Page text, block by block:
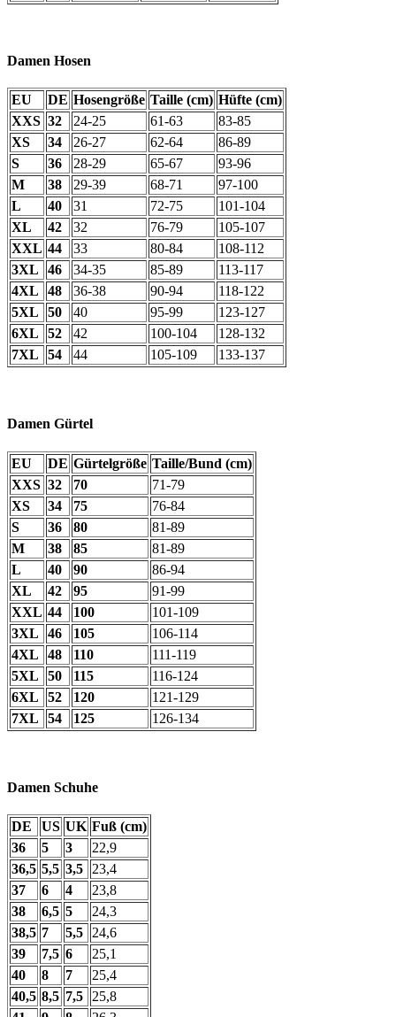
Damen Hosen
EU DE Hosengröße Taille (cm) Hüfte (cm)
XXS 32 24-25 61-63
83-85
XS
34 26-27 62-64
86-89
S
36 28-29 65-67
93-96
M
38 29-39 68-71
97-100
L
40 31 72-75
101-104
XL
42 32 76-79
105-107
XXL 44 33 80-84
108-112
3XL
46 34-35 85-89
113-117
4XL
48 36-38 90-94
118-122
5XL
50 40 95-99
123-127
6XL
52 42 100-104
128-132
7XL
54 44 105-109 133-137
Damen Gürtel
EU DE Gürtelgröße Taille/Bund (cm)
XXS 32 70
71-79
XS
34 75
76-84
S
36 80
81-89
M
38 85
81-89
L
40 90
86-94
XL
42 95
91-99
XXL 44 100
101-109
3XL
46 105
106-114
4XL
48 110
111-119
5XL
50 115
116-124
6XL
52 120
121-129
7XL
54 125 126-134
Damen Schuhe
DE US UK Fuß (cm)
36
5 3
22,9
36,5 5,5 3,5
23,4
37
6 4
23,8
38
6,5 5
24,3
38,5 7 5,5
24,6
39
7,5 6
25,1
40
8 7
25,4
40,5 8,5 7,5
25,8